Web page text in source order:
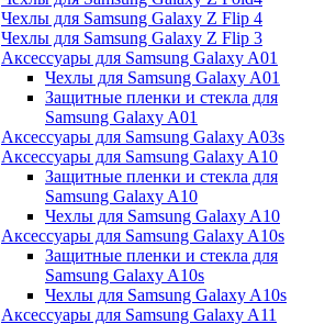
Чехлы для Samsung Galaxy Z Flip 4
Чехлы для Samsung Galaxy Z Flip 3
Аксессуары для Samsung Galaxy A01
Чехлы для Samsung Galaxy A01
Защитные пленки и стекла для
Samsung Galaxy A01
Аксессуары для Samsung Galaxy A03s
Аксессуары для Samsung Galaxy A10
Защитные пленки и стекла для
Samsung Galaxy A10
Чехлы для Samsung Galaxy A10
Аксессуары для Samsung Galaxy A10s
Защитные пленки и стекла для
Samsung Galaxy A10s
Чехлы для Samsung Galaxy A10s
Аксессуары для Samsung Galaxy A11